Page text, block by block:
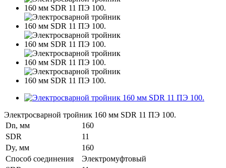
Электросварной тройник 160 мм SDR 11 ПЭ 100.
Dn, мм
160
SDR
11
Dy, мм
160
Способ соединения
Электромуфтовый